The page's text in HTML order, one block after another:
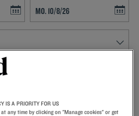
SIE EIN HOTEL
IS A PRIORITY FOR US
any time by clicking on "Manage cookies" or get